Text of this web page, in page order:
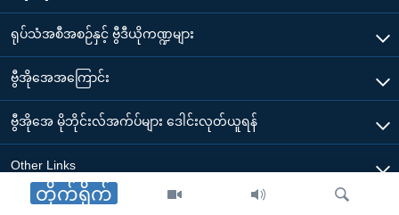
တိုက်ရိုက်
ရုပ်သံအစီအစဉ်နှင့် ဗွီဒီယိုကဏ္ဍများ
ဗွီအိုအေအကြောင်း
ဗွီအိုအေ မိုဘိုင်းလ်အက်ပ်များ ဒေါင်းလုတ်ယူရန်
Other Links